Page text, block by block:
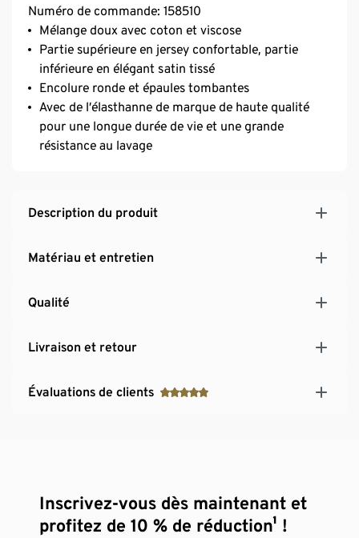
Numéro de commande: 158510
Mélange doux avec coton et viscose
Partie supérieure en jersey confortable, partie
inférieure en élégant satin tissé
Encolure ronde et épaules tombantes
Avec de l’élasthanne de marque de haute qualité
pour une longue durée de vie et une grande
résistance au lavage
Description du produit
Matériau et entretien
Qualité
Livraison et retour
Évaluations de clients
Inscrivez-vous dès maintenant et
profitez de 10 % de réduction¹ !